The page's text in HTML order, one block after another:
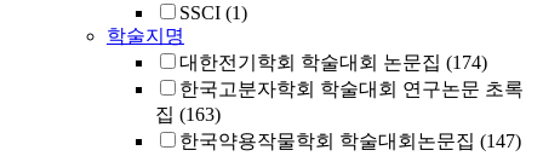
SSCI (1)
학술지명
대한전기학회 학술대회 논문집 (174)
한국고분자학회 학술대회 연구논문 초록
집 (163)
한국약용작물학회 학술대회논문집 (147)